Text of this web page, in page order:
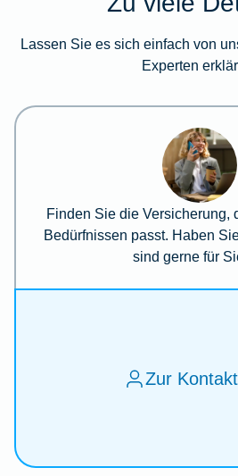
Lassen Sie es sich einfach von
Experten
Finden Sie die Versicherung,
Bedürfnissen passt. Haben
sind gerne für
Zur